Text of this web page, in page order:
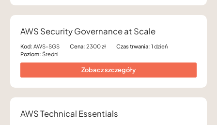
AWS Security Governance at Scale
Kod: AWS-SGS Cena: 2300 zł Czas trwania: 1 dzień
Poziom: Średni
Zobacz szczegóły
AWS Technical Essentials